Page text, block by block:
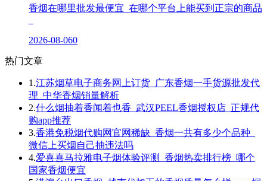
香烟在哪里批发最便宜_在哪个平台上能买到正宗的商品
2026-08-060
热门文章
1.江苏烟草电子商务网上订货_广东香烟一手货源批发代
理_中华香烟销量解析
2.什么烟抽着香闻着也香_武汉PEEL香烟授权店_正规代
购app推荐
3.香港免税烟代购网官网稀缺_香烟一共有多少个品种_
微信上买烟自己抽违法吗
4.爱喜喜马拉雅电子烟体验评测_香烟热卖排行榜_哪个
国家香烟便宜